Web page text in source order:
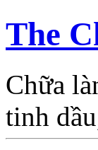
The
Chữa
tinh